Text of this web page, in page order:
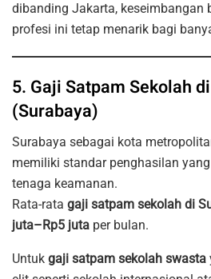
dibanding Jakarta, keseimbangan
profesi ini tetap menarik bagi
5. Gaji Satpam Sekolah
(Surabaya)
Surabaya sebagai kota
memiliki standar penghasilan
tenaga keamanan.
Rata-rata gaji satpam sekolah di
juta–Rp5 juta per bulan.
Untuk gaji satpam sekolah swasta